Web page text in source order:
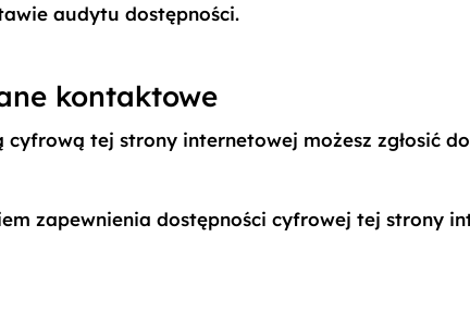
audytu dostępności.
kontaktowe
cyfrową tej strony internetowej możesz zgłosić
zapewnienia dostępności cyfrowej tej strony